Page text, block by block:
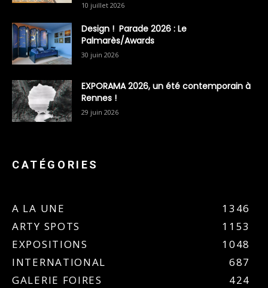
10 juillet 2026
Design ! Parade 2026 : Le
Palmarès/Awards
30 juin 2026
EXPORAMA 2026, un été contemporain à
Rennes !
29 juin 2026
CATÉGORIES
A LA UNE
1346
ARTY SPOTS
1153
EXPOSITIONS
1048
INTERNATIONAL
687
GALERIE FOIRES
424